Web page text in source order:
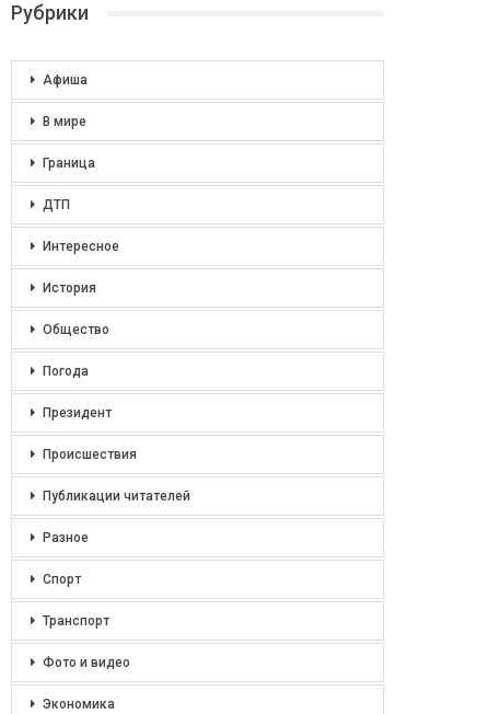
Рубрики
Афиша
В мире
Граница
ДТП
Интересное
История
Общество
Погода
Президент
Происшествия
Публикации читателей
Разное
Спорт
Транспорт
Фото и видео
Экономика